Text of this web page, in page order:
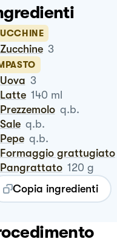
Zucchine 3
Uova 3
Latte 140 ml
Prezzemolo q.b.
Sale q.b.
Pepe q.b.
Formaggio grattugiato
Pangrattato 120 g
Copia ingredienti